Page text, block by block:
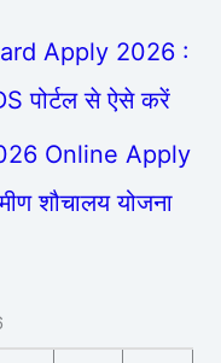
Apply 2026 :
पोर्टल से ऐसे करें
Online Apply
शौचालय योजना